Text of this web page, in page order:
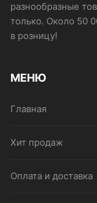
разнообразные
только. Около 50
в розницу!
МЕНЮ
Главная
Хит продаж
Оплата и доставка